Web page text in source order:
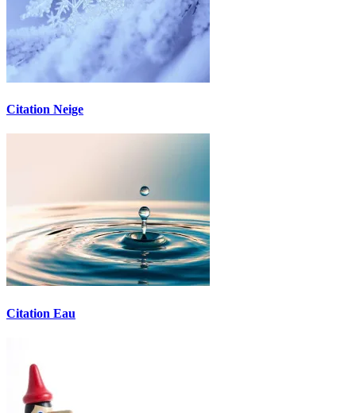
Citation Neige
Citation Eau